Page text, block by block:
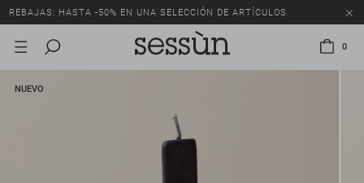
REBAJAS: HASTA -50% EN UNA SELECCIÓN DE ARTÍCULOS.
0
NUEVO